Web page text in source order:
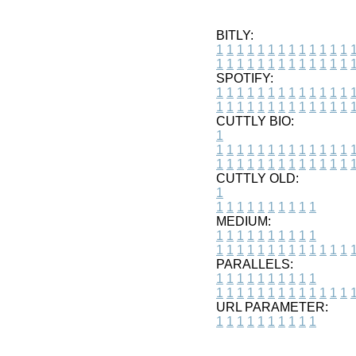
BITLY:
1 1 1 1 1 1 1 1 1 1 1 1 1 1
1 1 1 1 1 1 1 1 1 1 1 1 1 1
SPOTIFY:
1 1 1 1 1 1 1 1 1 1 1 1 1 1
1 1 1 1 1 1 1 1 1 1 1 1 1 1
CUTTLY BIO:
1
1 1 1 1 1 1 1 1 1 1 1 1 1 1
1 1 1 1 1 1 1 1 1 1 1 1 1 1
CUTTLY OLD:
1
1 1 1 1 1 1 1 1 1 1
MEDIUM:
1 1 1 1 1 1 1 1 1 1
1 1 1 1 1 1 1 1 1 1 1 1 1 1
PARALLELS:
1 1 1 1 1 1 1 1 1 1
1 1 1 1 1 1 1 1 1 1 1 1 1 1
URL PARAMETER:
1 1 1 1 1 1 1 1 1 1